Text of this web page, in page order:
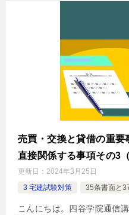
売買・交換と貸借の重要
直接関係する事項その3
更新日： 2024年3月25日
3 宅建試験対策
35条書面と
こんにちは。四谷学院通信